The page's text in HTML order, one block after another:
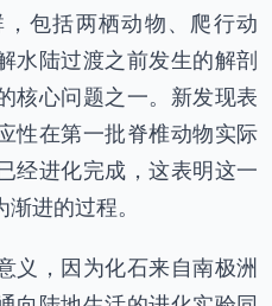
包括两栖动物、爬行动
水陆过渡之前发生的解剖
核心问题之一。新发现表
性在第一批脊椎动物实际
经进化完成，这表明这一
进的过程。
义，因为化石来自南极洲